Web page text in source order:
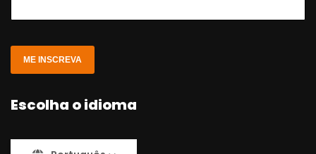
ME INSCREVA
Escolha o idioma